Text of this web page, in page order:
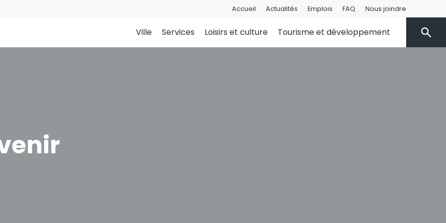
Accueil Actualités Emplois FAQ Nous joindre
Ville Services Loisirs et culture Tourisme et développement